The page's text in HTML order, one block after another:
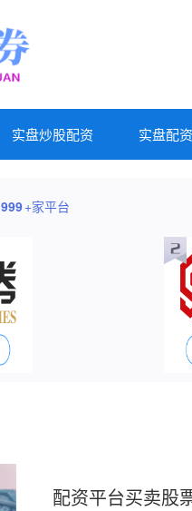
实盘炒股配资 实盘配
999+家平台
配资平台买卖股